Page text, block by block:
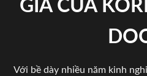
GIA CỦA
Với bề dày nhiều năm kinh